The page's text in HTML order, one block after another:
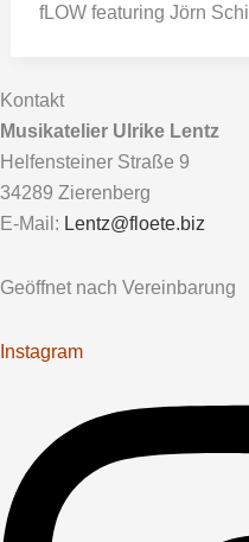
fLOW featuring Jörn
Kontakt
Musikatelier Ulrike Lentz
Helfensteiner Straße 9
34289 Zierenberg
E-Mail: Lentz@floete.biz
Geöffnet nach Vereinbarung
Instagram